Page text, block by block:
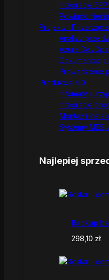
Integracje ERP
Projekty IT i
Analizy
Azure
Prowadzenie
Produkcja 4.0
Infomaty i
Integracje
Montaż i
Systemy MES,
Najlepiej
Backup
298,10 zł